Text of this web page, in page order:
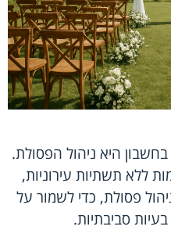
היא ניהול הפסולת.
ללא תשתיות עירוניות,
פסולת, כדי לשמור על
סביבתיות.